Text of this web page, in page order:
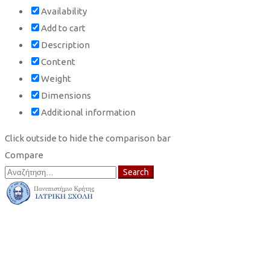
Availability
Add to cart
Description
Content
Weight
Dimensions
Additional information
Click outside to hide the comparison bar
Compare
Search
for:
Search